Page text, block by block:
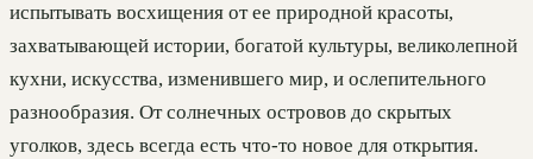
испытывать восхищения от ее природной красоты,
захватывающей истории, богатой культуры, великолепной
кухни, искусства, изменившего мир, и ослепительного
разнообразия. От солнечных островов до скрытых
уголков, здесь всегда есть что-то новое для открытия.